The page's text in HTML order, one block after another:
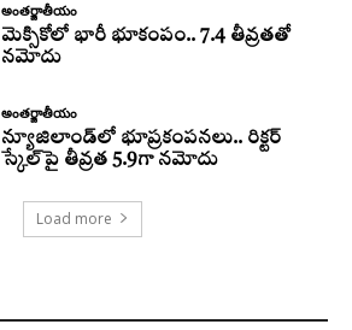
అంతర్జాతీయం
మెక్సికోలో భారీ భూకంపం.. 7.4 తీవ్రతతో
నమోదు
అంతర్జాతీయం
న్యూజిలాండ్‌లో భూప్రకంపనలు.. రిక్టర్‌
స్కేల్‌పై తీవ్రత 5.9గా నమోదు
Load more